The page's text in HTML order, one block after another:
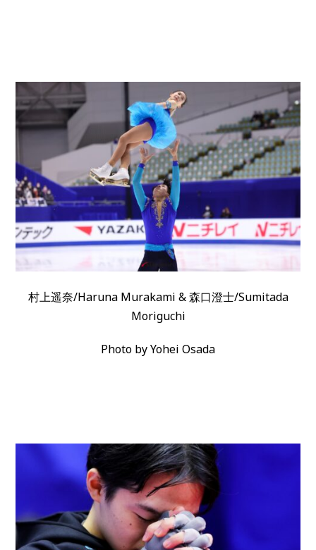
村上遥奈/Haruna Murakami & 森口澄士/Sumitada
Moriguchi
Photo by Yohei Osada